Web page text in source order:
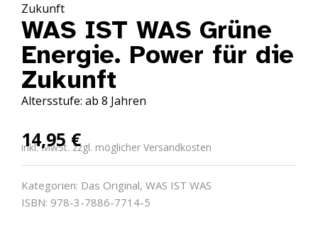
Zukunft
WAS IST WAS Grüne
Energie. Power für die
Zukunft
Altersstufe: ab 8 Jahren
14,95 €
inkl. MwSt. zzgl. möglicher Versandkosten
Kategorien: Das Original, WAS IST WAS
ISBN: 978-3-7886-7714-5